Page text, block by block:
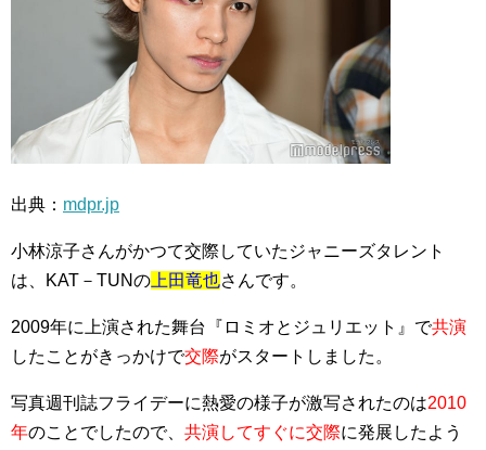
出典： mdpr.jp
小林涼子さんがかつて交際していたジャニーズタレント
は、KAT－TUNの 上田竜也さんです。
2009年に上演された舞台『ロミオとジュリエット』で共演
したことがきっかけで交際がスタートしました。
写真週刊誌フライデーに熱愛の様子が激写されたのは2010
年のことでしたので、 共演してすぐに交際に発展したよう